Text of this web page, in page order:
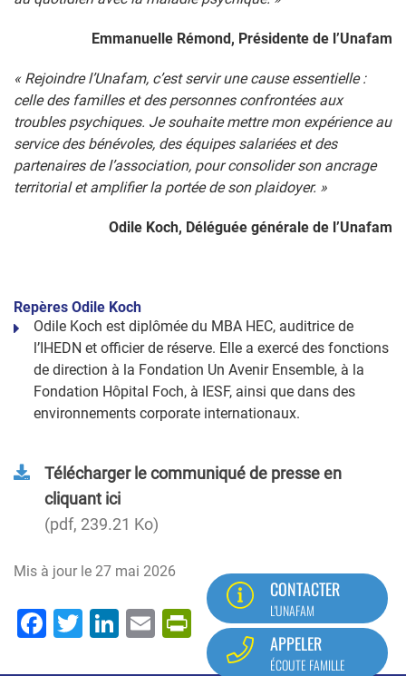
Emmanuelle Rémond, Présidente de l’Unafam
« Rejoindre l’Unafam, c’est servir une cause essentielle :
celle des familles et des personnes confrontées aux
troubles psychiques. Je souhaite mettre mon expérience au
service des bénévoles, des équipes salariées et des
partenaires de l’association, pour consolider son ancrage
territorial et amplifier la portée de son plaidoyer. »
Odile Koch, Déléguée générale de l’Unafam
Repères Odile Koch
Odile Koch est diplômée du MBA HEC, auditrice de
l’IHEDN et officier de réserve. Elle a exercé des fonctions
de direction à la Fondation Un Avenir Ensemble, à la
Fondation Hôpital Foch, à IESF, ainsi que dans des
environnements corporate internationaux.
Télécharger le communiqué de presse en
cliquant ici
pdf, 239.21 Ko
Mis à jour le 27 mai 2026
Facebook
Twitter
LinkedIn
EmailPrintFriendly
CONTACTER
L'UNAFAM
APPELER
ÉCOUTE FAMILLE